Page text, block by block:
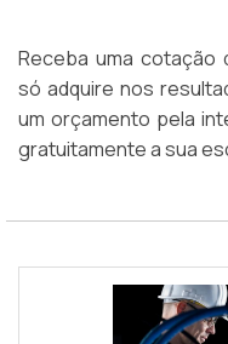
Receba uma cotação
só adquire nos
um orçamento pela
gratuitamente a sua